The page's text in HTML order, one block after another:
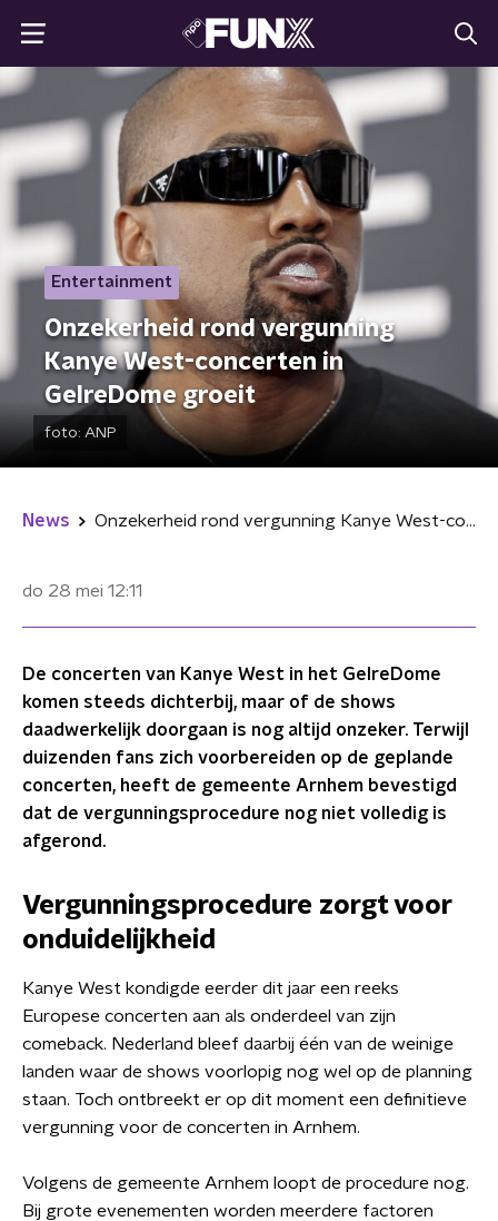
Entertainment
Onzekerheid rond vergunning
Kanye West-concerten in
GelreDome groeit
foto: ANP
News Onzekerheid rond vergunning Kanye West-concerten in GelreDome groeit
do 28 mei 12:11
De concerten van Kanye West in het GelreDome
komen steeds dichterbij, maar of de shows
daadwerkelijk doorgaan is nog altijd onzeker. Terwijl
duizenden fans zich voorbereiden op de geplande
concerten, heeft de gemeente Arnhem bevestigd
dat de vergunningsprocedure nog niet volledig is
afgerond.
Vergunningsprocedure zorgt voor
onduidelijkheid
Kanye West kondigde eerder dit jaar een reeks
Europese concerten aan als onderdeel van zijn
comeback. Nederland bleef daarbij één van de weinige
landen waar de shows voorlopig nog wel op de planning
staan. Toch ontbreekt er op dit moment een definitieve
vergunning voor de concerten in Arnhem.
Volgens de gemeente Arnhem loopt de procedure nog.
Bij grote evenementen worden meerdere factoren